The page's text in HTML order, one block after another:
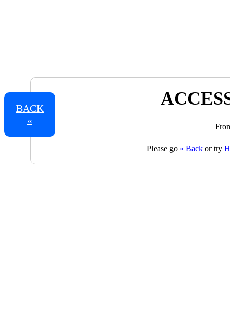
BACK
«
Please go « Back or try